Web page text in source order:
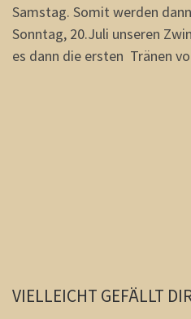
Samstag. Somit werden
Sonntag, 20.Juli unseren
es dann die ersten Tränen
VIELLEICHT GEFÄLLT